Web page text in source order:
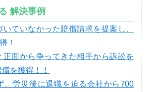
解決事例
ていなかった賠償請求を提案し、
！
正面から争ってきた相手から訴訟を
を獲得！！
、労災後に退職を迫る会社から700